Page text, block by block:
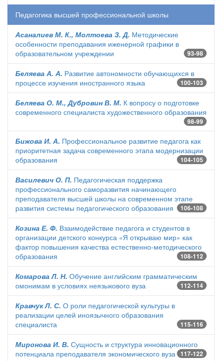
Педагогика высшей профессиональной школы
Асаналиев М. К., Молтоева З. Д. Методические
особенности преподавания иженерной графики в
образовательном учреждении
93-98
Беляева А. А. Развитие автономности обучающихся в
процессе изучения иностранного языка
100-103
Беляева О. М., Дубровин В. М. К вопросу о подготовке
современного специалиста художественного образования
98-99
Бижова И. А. Профессиональное развитие педагога как
приоритетная задача современного этапа модернизации
образования
104-105
Василевич О. П. Педагогическая поддержка
профессионального саморазвития начинающего
преподавателя высшей школы на современном этапе
развития системы педагогического образования
106-108
Козина Е. Ф. Взаимодействие педагога и студентов в
организации детского конкурса «Я открываю мир» как
фактор повышения качества естественно-методического
образования
108-112
Комарова Л. Н. Обучение английским грамматическим
омонимам в условиях неязыкового вуза
112-114
Кравчук Л. С. О роли педагогической культуры в
реализации целей иноязычного образования
специалиста
115-116
Миронова И. В. Сущность и структура инновационного
потенциала преподавателя экономического вуза 117-122